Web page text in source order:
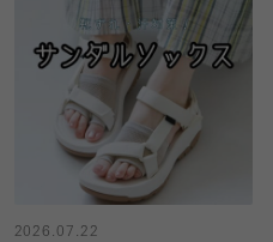
2026.07.22